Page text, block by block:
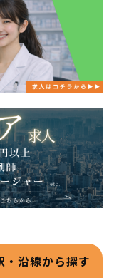
・沿線から探す